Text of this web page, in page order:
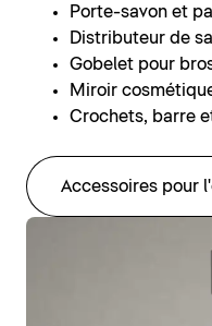
Porte-savon et
Distributeur de
Gobelet pour
Miroir
Crochets, barre
Accessoires pour